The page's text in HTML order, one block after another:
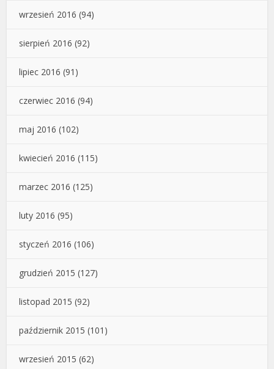
wrzesień 2016 (94)
sierpień 2016 (92)
lipiec 2016 (91)
czerwiec 2016 (94)
maj 2016 (102)
kwiecień 2016 (115)
marzec 2016 (125)
luty 2016 (95)
styczeń 2016 (106)
grudzień 2015 (127)
listopad 2015 (92)
październik 2015 (101)
wrzesień 2015 (62)